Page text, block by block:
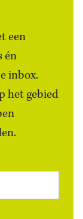
een
én
inbox.
het gebied